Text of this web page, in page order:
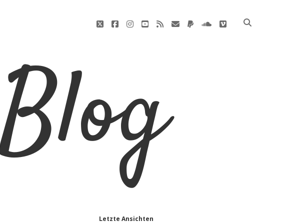
twitterfacebookinstagram
youtube
rss E-
paypalsoundcloud
vimeo
Letzte Ansichten